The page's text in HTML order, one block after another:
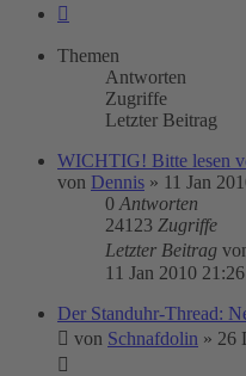
Themen
Antworten
Zugriffe
Letzter Beitrag
WICHTIG! Bitte lesen
von Dennis » 11 Jan
0 Antworten
24123 Zugriffe
Letzter Beitrag
11 Jan 2010 21:26
Der Standuhr-Thread:
von Schnafdolin » 26